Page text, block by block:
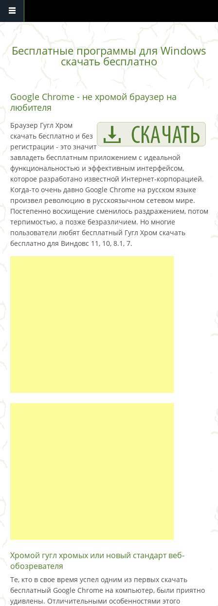
Перейти к основному содержанию
Бесплатные программы для Windows
скачать бесплатно
Google Chrome - не хромой браузер на
любителя
Браузер Гугл Хром
скачать бесплатно и без
регистрации - это значит
завладеть бесплатным приложением с идеальной
функциональностью и эффективным интерфейсом,
которое разработано известной Интернет-корпорацией.
Когда-то очень давно Google Chrome на русском языке
произвел революцию в русскоязычном сетевом мире.
Постепенно восхищение сменилось раздражением, потом
терпимостью, а позже безразличием. Но многие
пользователи любят бесплатный Гугл Хром скачать
бесплатно для Виндовс 11, 10, 8.1, 7.
Хромой гугл хромых или новый стандарт веб-
обозревателя
Те, кто в свое время успел одним из первых скачать
бесплатный Google Chrome на компьютер, были приятно
удивлены. Отличительными особенностями этого